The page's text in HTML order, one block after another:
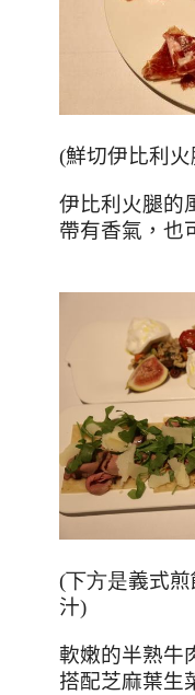
(鮮切伊比利
伊比利火腿的
帶有香氣，也
(下方是義式
汁)
軟嫩的半熟牛
搭配芝麻葉生